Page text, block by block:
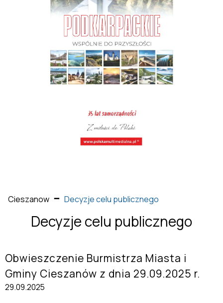
Cieszanow Decyzje celu publicznego
Decyzje celu publicznego
Obwieszczenie Burmistrza Miasta i
Gminy Cieszanów z dnia 29.09.2025 r.
29.09.2025